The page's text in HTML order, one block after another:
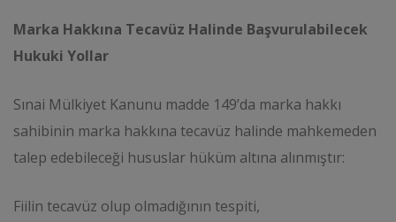
Marka Hakkına Tecavüz Halinde Başvurulabilecek
Hukuki Yollar
Sınai Mülkiyet Kanunu madde 149’da marka hakkı
sahibinin marka hakkına tecavüz halinde mahkemeden
talep edebileceği hususlar hüküm altına alınmıştır:
Fiilin tecavüz olup olmadığının tespiti,